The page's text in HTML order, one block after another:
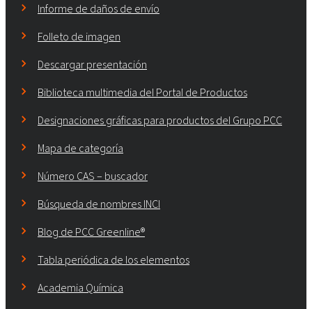
Informe de daños de envío
Folleto de imagen
Descargar presentación
Biblioteca multimedia del Portal de Productos
Designaciones gráficas para productos del Grupo PCC
Mapa de categoría
Número CAS – buscador
Búsqueda de nombres INCI
Blog de PCC Greenline®
Tabla periódica de los elementos
Academia Química